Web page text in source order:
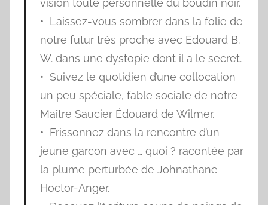
• Laissez-vous sombrer dans la folie de
notre futur très proche avec Edouard B.
W. dans une dystopie dont il a le secret.
• Suivez le quotidien d’une collocation
un peu spéciale, fable sociale de notre
Maître Saucier Édouard de Wilmer.
• Frissonnez dans la rencontre d’un
jeune garçon avec … quoi ? racontée par
la plume perturbée de Johnathane
Hoctor-Anger.